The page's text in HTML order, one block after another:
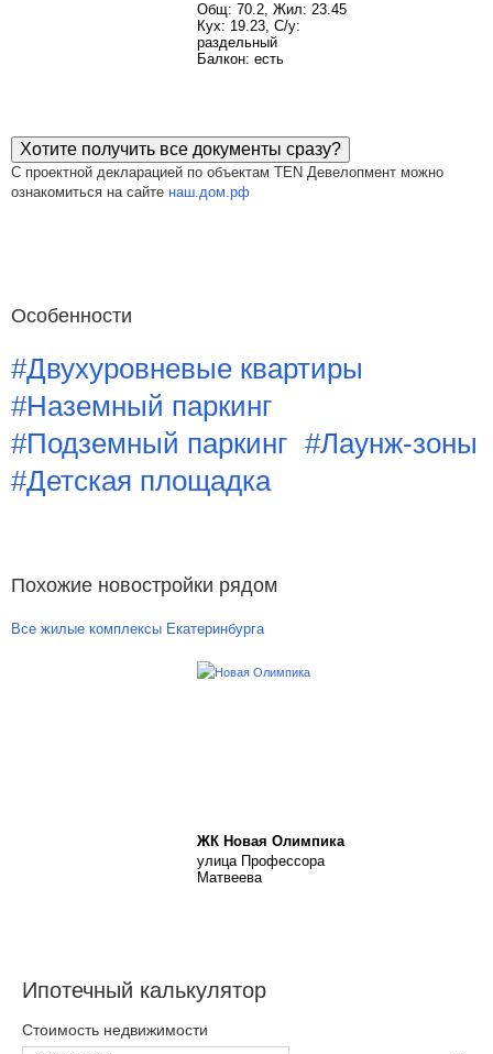
Общ: 70.2, Жил: 23.45
Кух: 19.23, С/у:
раздельный
Балкон: есть
Хотите получить все документы сразу?
С проектной декларацией по объектам TEN Девелопмент можно
ознакомиться на сайте наш.дом.рф
Особенности
#Двухуровневые квартиры
#Наземный паркинг
#Подземный паркинг #Лаунж-зоны
#Детская площадка
Похожие новостройки рядом
Все жилые комплексы Екатеринбурга
ЖК Новая Олимпика
улица Профессора
Матвеева
Ипотечный калькулятор
Стоимость недвижимости